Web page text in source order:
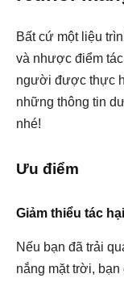
Bất cứ một liệu
và nhược điểm
người được thực
những thông tin
nhé!
Ưu điểm
Giảm thiểu tác
Nếu bạn đã trải
nắng mặt trời,